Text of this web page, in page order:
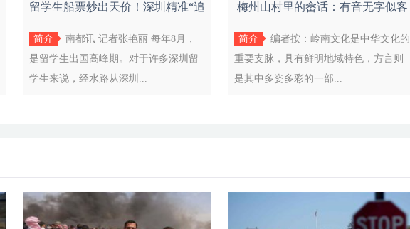
留学生船票炒出天价！深圳精准“追
回”
简介
南都讯 记者张艳丽 每年8月，
是留学生出国高峰期。对于许多深圳留
学生来说，经水路从深圳...
梅州山村里的畲话：有音无字似客
家话，
简介
编者按：岭南文化是中华文化的
重要支脉，具有鲜明地域特色，方言则
是其中多姿多彩的一部...